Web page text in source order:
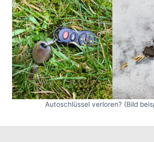
Autoschlüssel verloren? (Bild